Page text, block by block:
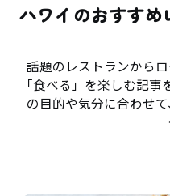
ハワイのおすす
話題のレストランから
「食べる」を楽しむ記
の目的や気分に合わせ